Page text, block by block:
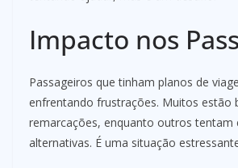
Impacto nos
Passageiros que tinham planos de
enfrentando frustrações. Muitos estão
remarcações, enquanto outros tentam
alternativas. É uma situação